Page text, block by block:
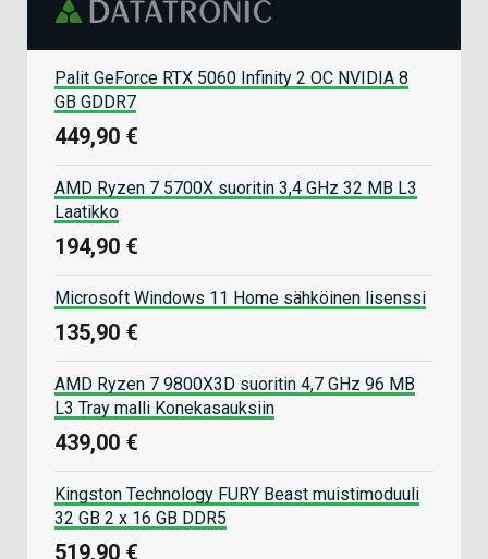
Palit GeForce RTX 5060 Infinity 2 OC NVIDIA 8
GB GDDR7
449,90 €
AMD Ryzen 7 5700X suoritin 3,4 GHz 32 MB L3
Laatikko
194,90 €
Microsoft Windows 11 Home sähköinen lisenssi
135,90 €
AMD Ryzen 7 9800X3D suoritin 4,7 GHz 96 MB
L3 Tray malli Konekasauksiin
439,00 €
Kingston Technology FURY Beast muistimoduuli
32 GB 2 x 16 GB DDR5
519,90 €